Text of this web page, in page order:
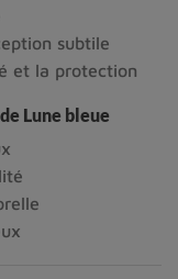
subtile
et la protection
Lune bleue